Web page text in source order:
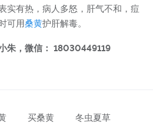
实有热，病人多怒，肝气不和，痘
可用桑黄护肝解毒。
朱，微信： 18030449119
买桑黄
冬虫夏草